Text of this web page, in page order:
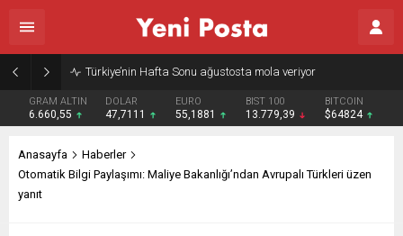
Gazze’nin geleceği: Teknokratik kontrol mü, kolonializm mi?
GRAM ALTIN
6.660,55
DOLAR
47,7111
EURO
55,1881
BIST 100
13.779,39
BITCOIN
$64824
Anasayfa
Haberler
Otomatik Bilgi Paylaşımı: Maliye Bakanlığı’ndan Avrupalı Türkleri üzen
yanıt